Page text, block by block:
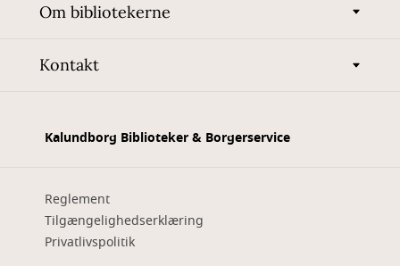
Om bibliotekerne
Kontakt
Kalundborg Biblioteker & Borgerservice
Reglement
Tilgængelighedserklæring
Privatlivspolitik